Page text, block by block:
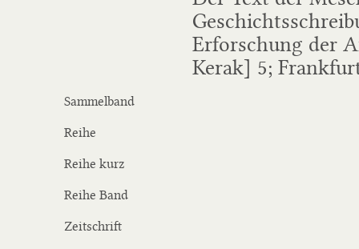
Erforschung der
Kerak] 5;
Sammelband
Reihe
Reihe kurz
Reihe Band
Zeitschrift